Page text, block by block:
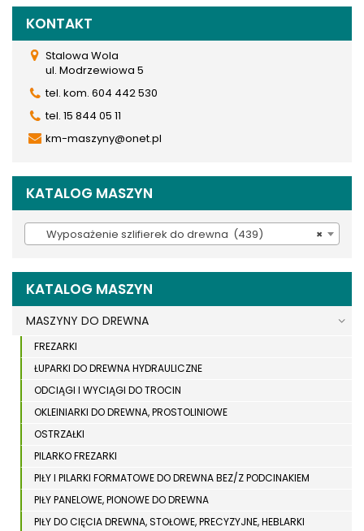
KONTAKT
Stalowa Wola
ul. Modrzewiowa 5
tel. kom. 604 442 530
tel. 15 844 05 11
km-maszyny@onet.pl
KATALOG MASZYN
×
Wyposażenie szlifierek do drewna (439)
KATALOG MASZYN
MASZYNY DO DREWNA
FREZARKI
ŁUPARKI DO DREWNA HYDRAULICZNE
ODCIĄGI I WYCIĄGI DO TROCIN
OKLEINIARKI DO DREWNA, PROSTOLINIOWE
OSTRZAŁKI
PILARKO FREZARKI
PIŁY I PILARKI FORMATOWE DO DREWNA BEZ/Z PODCINAKIEM
PIŁY PANELOWE, PIONOWE DO DREWNA
PIŁY DO CIĘCIA DREWNA, STOŁOWE, PRECYZYJNE, HEBLARKI